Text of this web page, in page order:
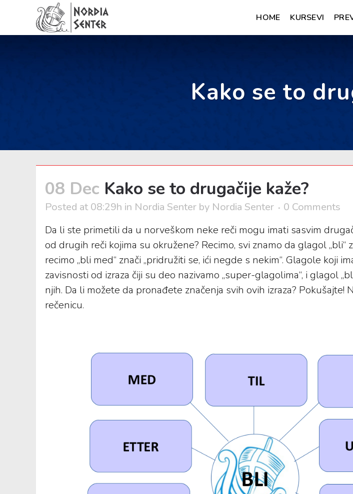
HOME KURSEVI
Kako se to
08 Dec Kako se to drugačije kaže?
Posted at 08:29h in Nordia Senter by Nordia Senter
0 Comments
Da li ste primetili da u norveškom neke reči mogu imati sasvim
od drugih reči kojima su okružene? Recimo, svi znamo da glagol „bli“
recimo „bli med“ znači „pridružiti se, ići negde s nekim“. Glagole koji
zavisnosti od izraza čiji su deo nazivamo „super-glagolima“, i glagol
njih. Da li možete da pronađete značenja svih ovih izraza? Pokušajte!
rečenicu.